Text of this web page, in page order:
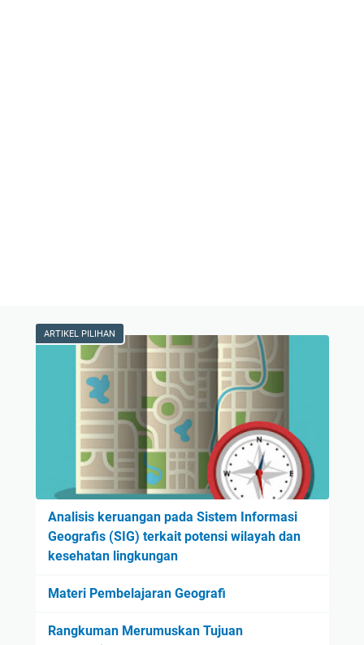
ARTIKEL PILIHAN
Analisis keruangan pada Sistem Informasi
Geografis (SIG) terkait potensi wilayah dan
kesehatan lingkungan
Materi Pembelajaran Geografi
Rangkuman Merumuskan Tujuan